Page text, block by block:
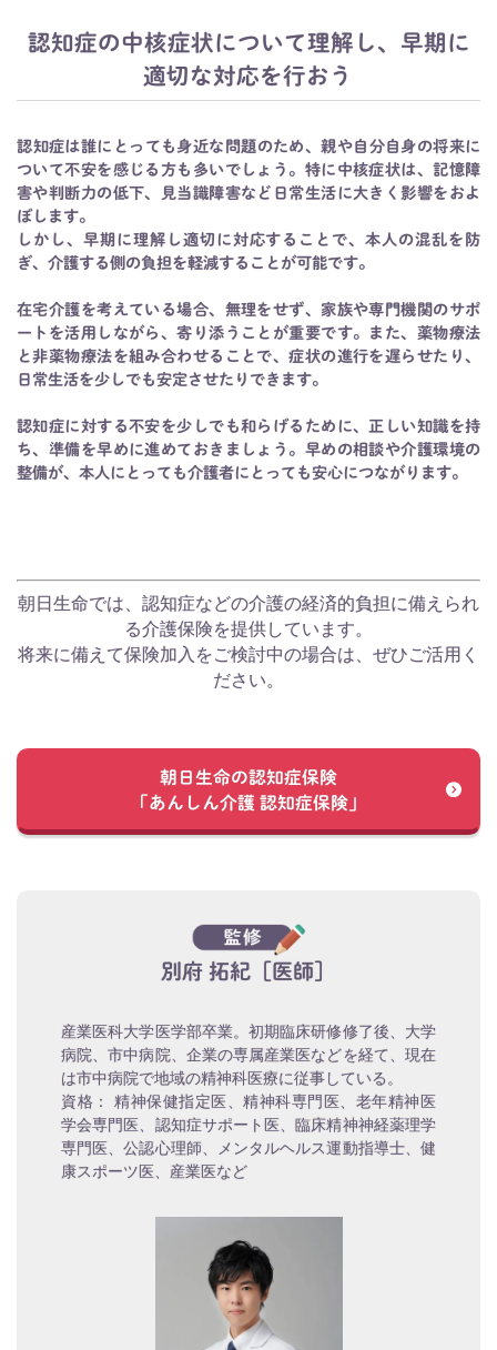
認知症の中核症状について理解し、早期に
適切な対応を行おう
認知症は誰にとっても身近な問題のため、親や自分自身の将来に
ついて不安を感じる方も多いでしょう。特に中核症状は、記憶障
害や判断力の低下、見当識障害など日常生活に大きく影響をおよ
ぼします。
しかし、早期に理解し適切に対応することで、本人の混乱を防
ぎ、介護する側の負担を軽減することが可能です。
在宅介護を考えている場合、無理をせず、家族や専門機関のサポ
ートを活用しながら、寄り添うことが重要です。また、薬物療法
と非薬物療法を組み合わせることで、症状の進行を遅らせたり、
日常生活を少しでも安定させたりできます。
認知症に対する不安を少しでも和らげるために、正しい知識を持
ち、準備を早めに進めておきましょう。早めの相談や介護環境の
整備が、本人にとっても介護者にとっても安心につながります。
朝日生命では、認知症などの介護の経済的負担に備えられ
る介護保険を提供しています。
将来に備えて保険加入をご検討中の場合は、ぜひご活用く
ださい。
朝日生命の認知症保険
「あんしん介護 認知症保険」
別府 拓紀［医師］
産業医科大学医学部卒業。初期臨床研修修了後、大学
病院、市中病院、企業の専属産業医などを経て、現在
は市中病院で地域の精神科医療に従事している。
資格： 精神保健指定医、精神科専門医、老年精神医
学会専門医、認知症サポート医、臨床精神神経薬理学
専門医、公認心理師、メンタルヘルス運動指導士、健
康スポーツ医、産業医など